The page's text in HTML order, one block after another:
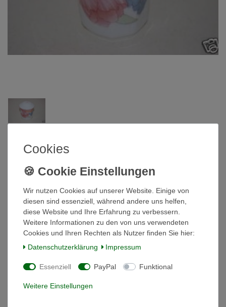
Pfefferstreuer Corolla Gallo Villeroy
& Boch
ArtikelnummerQI-266
18,90 EUR *
Grundpreis18,90 € / Stück
auf Lager
Cookies
Wir nutzen Cookies auf unserer Website. Einige von
diesen sind essenziell, während andere uns helfen,
diese Website und Ihre Erfahrung zu verbessern.
Weitere Informationen zu den von uns verwendeten
Cookies und Ihren Rechten als Nutzer finden Sie hier:
Daten­schutz­erklärung
Impressum
Essenziell PayPal Funktional
Weitere Einstellungen